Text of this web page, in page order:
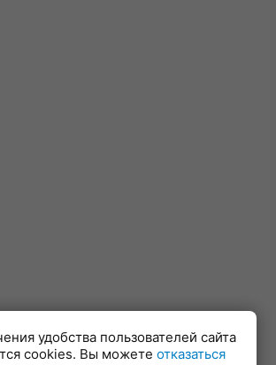
удобства пользователей сайта
cookies. Вы можете отказаться